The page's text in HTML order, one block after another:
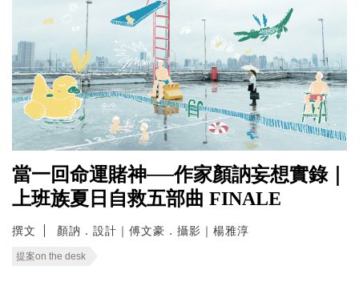
當一回命運賭神──作家顏訥妄想實錄｜
上班族夏日自救五部曲 FINALE
撰文 顏訥．設計｜傅文豪．攝影｜楊雅淳
提案on the desk